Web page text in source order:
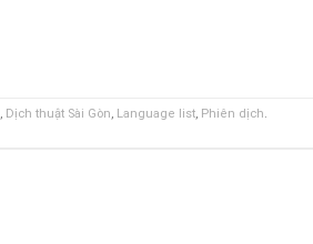
, Dịch thuật Sài Gòn, Language list, Phiên dịch.